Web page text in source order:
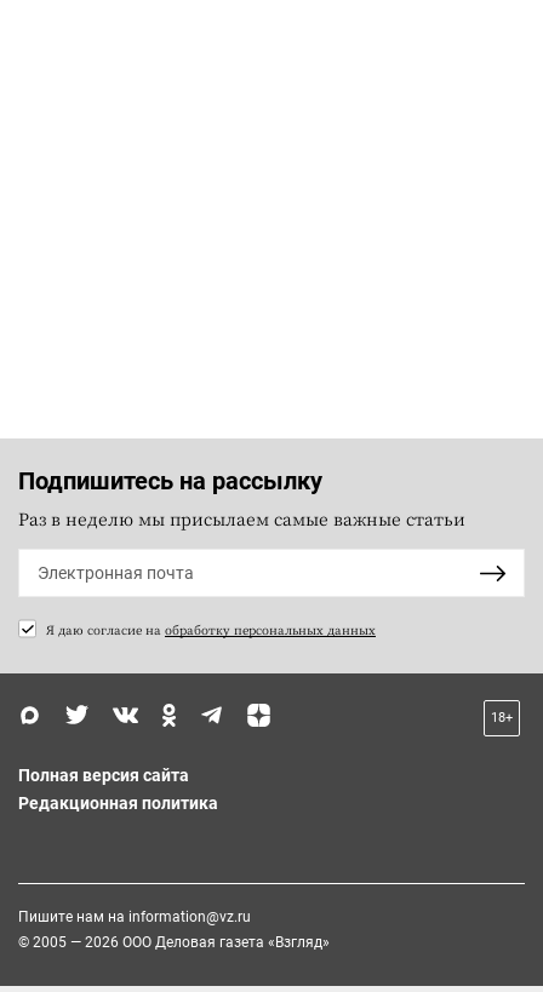
Подпишитесь на рассылку
Раз в неделю мы присылаем самые важные статьи
Я даю согласие на обработку персональных данных
18+
Полная версия сайта
Редакционная политика
Пишите нам на information@vz.ru
© 2005 — 2026 ООО Деловая газета «Взгляд»